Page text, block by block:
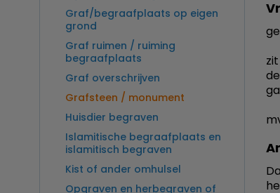
Graf/begraafplaats op eigen
grond
Graf ruimen / ruiming
begraafplaats
Graf overschrijven
Grafsteen / monument
Huisdier begraven
Islamitische begraafplaats en
islamitisch begraven
Kist of ander omhulsel
Opgraven en herbegraven of